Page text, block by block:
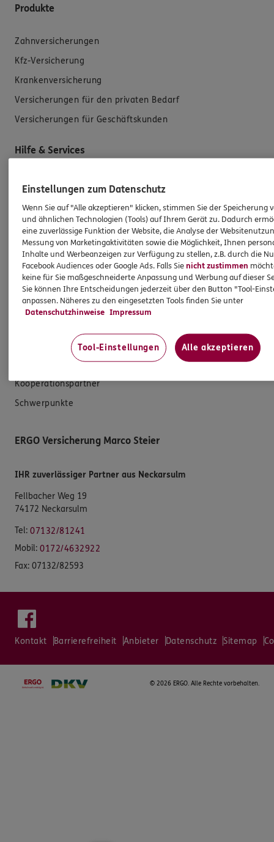
Produkte
Zahnversicherungen
Kfz-Versicherung
Krankenversicherung
Versicherungen für den privaten Bedarf
Versicherungen für Geschäftskunden
Hilfe & Services
E-Mail schreiben
Schaden melden
Erstkontaktinformationen
EU-Offenlegungsvereinbarung
Datenverarbeitung
Das könnte Sie auch interessieren
Kooperationspartner
Schwerpunkte
ERGO Versicherung Marco Steier
IHR zuverlässiger Partner aus Neckarsulm
Fellbacher Weg 19
74172 Neckarsulm
Tel: 07132/81241
Mobil: 0172/4632922
Fax: 07132/82593
Kontakt Barrierefreiheit Anbieter Datenschutz Sitemap
© 2026 ERGO. Alle Rechte vorbehalten.
Einstellungen zum Datenschutz
Wenn Sie auf "Alle akzeptieren" klicken, stimmen Sie der Speicherung
und ähnlichen Technologien (Tools) auf Ihrem Gerät zu. Dadurch
eine zuverlässige Funktion der Website, die Analyse der
Messung von Marketingaktivitäten sowie die Möglichkeit, Ihnen
Inhalte und Werbeanzeigen zur Verfügung zu stellen, z.B. durch die
Facebook Audiences oder Google Ads. Falls Sienicht zustimmen
keine für Sie maßgeschneiderte Anpassung und Werbung auf dieser
Sie können Ihre Entscheidungen jederzeit über den Button "Tool-
anpassen. Näheres zu den eingesetzten Tools finden Sie unter
Datenschutzhinweise Impressum
Tool-Einstellungen Alle akzeptieren